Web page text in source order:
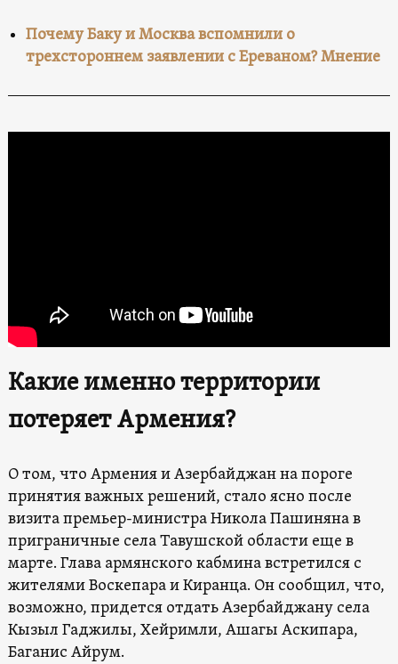
Почему Баку и Москва вспомнили о
трехстороннем заявлении с Ереваном? Мнение
Какие именно территории
потеряет Армения?
О том, что Армения и Азербайджан на пороге
принятия важных решений, стало ясно после
визита премьер-министра Никола Пашиняна в
приграничные села Тавушской области еще в
марте. Глава армянского кабмина встретился с
жителями Воскепара и Киранца. Он сообщил, что,
возможно, придется отдать Азербайджану села
Кызыл Гаджилы, Хейримли, Ашагы Аскипара,
Баганис Айрум.